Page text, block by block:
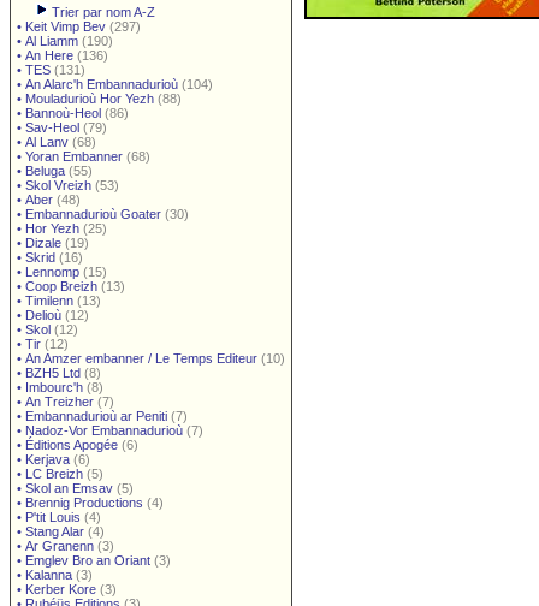
Trier par nom A-Z
• Keit Vimp Bev (297)
• Al Liamm (190)
• An Here (136)
• TES (131)
• An Alarc'h Embannadurioù (104)
• Mouladurioù Hor Yezh (88)
• Bannoù-Heol (86)
• Sav-Heol (79)
• Al Lanv (68)
• Yoran Embanner (68)
• Beluga (55)
• Skol Vreizh (53)
• Aber (48)
• Embannadurioù Goater (30)
• Hor Yezh (25)
• Dizale (19)
• Skrid (16)
• Lennomp (15)
• Coop Breizh (13)
• Timilenn (13)
• Delioù (12)
• Skol (12)
• Tir (12)
• An Amzer embanner / Le Temps Editeur (10)
• BZH5 Ltd (8)
• Imbourc'h (8)
• An Treizher (7)
• Embannadurioù ar Peniti (7)
• Nadoz-Vor Embannadurioù (7)
• Éditions Apogée (6)
• Kerjava (6)
• LC Breizh (5)
• Skol an Emsav (5)
• Brennig Productions (4)
• P'tit Louis (4)
• Stang Alar (4)
• Ar Granenn (3)
• Emglev Bro an Oriant (3)
• Kalanna (3)
• Kerber Kore (3)